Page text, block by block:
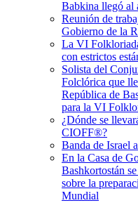
Babkina llegó al
Reunión de
Gobierno de la
La VI
con estrictos
Solista del
Folclórica que
República de
para la VI
¿Dónde se
CIOFF®?
Banda de Israel
En la Casa de
Bashkortostán
sobre la
Mundial